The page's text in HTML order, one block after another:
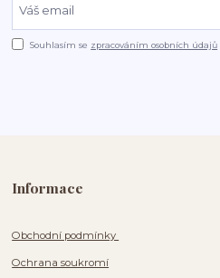
Souhlasím se zpracováním osobních údajů
Informace
Obchodní podmínky
Ochrana soukromí